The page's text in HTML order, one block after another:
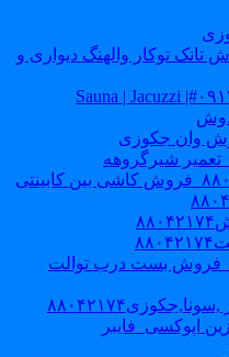
توکار والهنگ دیواری و
بست درب توالت
اپوکسی_فایبر